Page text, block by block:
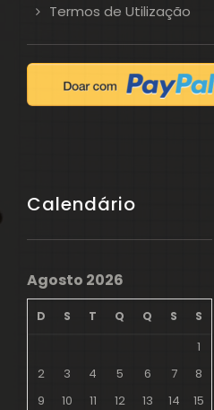
Termos de Utilização
Calendário
Agosto 2026
D S T Q Q S S
1
2
3 4 5 6 7
8
9
10 11 12 13 14
15